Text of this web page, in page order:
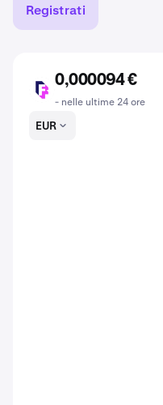
Registrati
BONDLY
0,000094 €
- nelle ultime 24 ore
EUR